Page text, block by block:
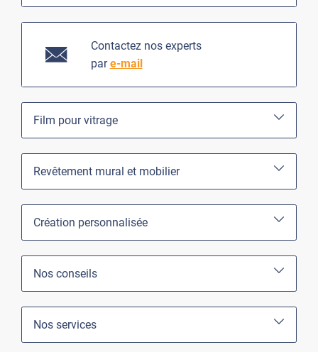
Contactez nos experts
pare-mail
Film pour vitrage
Revêtement mural et mobilier
Création personnalisée
Nos conseils
Nos services